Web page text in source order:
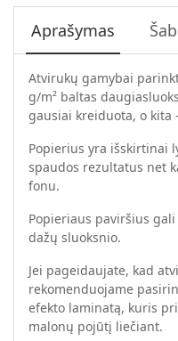
Aprašymas
Atvirukų gamybai
g/m² baltas
gausiai kreiduota, o kita
Popierius yra išskirtinai
spaudos rezultatus net
fonu.
Popieriaus paviršius
dažų sluoksnio.
Jei pageidaujate, kad
rekomenduojame
efekto laminatą, kuris
malonų pojūtį liečiant.